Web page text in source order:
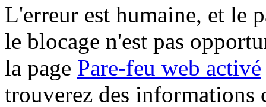
L'erreur est humaine, et le
le blocage n'est pas
la page Pare-feu web activé
trouverez des informations